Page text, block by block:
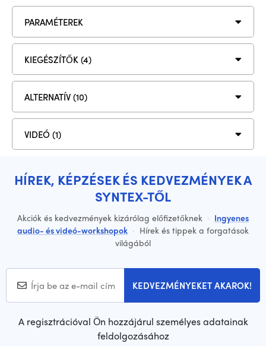
PARAMÉTEREK
KIEGÉSZÍTŐK (4)
ALTERNATÍV (10)
VIDEÓ (1)
HÍREK, KÉPZÉSEK ÉS KEDVEZMÉNYEK A
SYNTEX-TŐL
Akciók és kedvezmények kizárólag előfizetőknek · Ingyenes
audio- és videó-workshopok · Hírek és tippek a forgatások
világából
KEDVEZMÉNYEKET AKAROK!
A regisztrációval Ön hozzájárul személyes adatainak
feldolgozásához